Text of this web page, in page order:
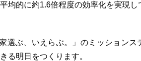
均的に約1.6倍程度の効率化を実現し
選ぶ、いえらぶ。」のミッションス
る明日をつくります。